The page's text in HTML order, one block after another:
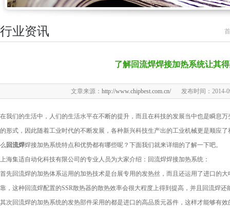
行业资讯
了解回流焊焊接加热系统让其
文章来源： http://www.chipbest.com.cn/ 发布时间：2014-
在我们的生活中，人们的生活水平在不断的提升，而且在科技的发展当中也是瞬息
的形式，因此随着工业时代的不断发展，各种新兴科技生产出的工业机械更是顺应
么 回流焊焊接加热系统特点和优势都有哪些呢？下面我们就来详细的了解一下吧。
上海集适自动化科技有限公司的专业人员为大家介绍：回流焊焊接加热系统：
首先回流焊的加热体系运用的加热技术是台展专用的发热丝，而且还运用了进口的
靠，这种回流焊配置的SSR散热器的散热效率会很大程度上得到提高，并且回流焊
其次回流焊的加热系统的发热部件采用的都是进口的高品质元器件，这样才能够有